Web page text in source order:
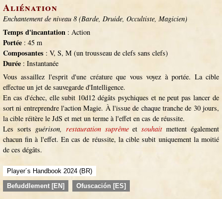
Aliénation
Enchantement de niveau 8 (Barde, Druide, Occultiste, Magicien)
Temps d'incantation : Action
Portée : 45 m
Composantes : V, S, M (un trousseau de clefs sans clefs)
Durée : Instantanée
Vous assaillez l'esprit d'une créature que vous voyez à portée. La cible
effectue un jet de sauvegarde d'Intelligence.
En cas d'échec, elle subit 10d12 dégâts psychiques et ne peut pas lancer de
sort ni entreprendre l'action Magie. À l'issue de chaque tranche de 30 jours,
la cible réitère le JdS et met un terme à l'effet en cas de réussite.
Les sorts guérison, restauration suprêmeetsouhait mettent également
chacun fin à l'effet. En cas de réussite, la cible subit uniquement la moitié
de ces dégâts.
Player´s Handbook 2024 (BR)
Befuddlement [EN]
Ofuscación [ES]